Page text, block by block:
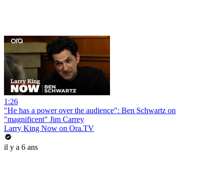
1:26
"He has a power over the audience": Ben Schwartz on
"magnificent" Jim Carrey
Larry King Now on Ora.TV
il y a 6 ans